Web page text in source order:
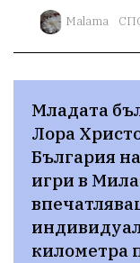
Malama
Младата
Лора
България
игри в
километра